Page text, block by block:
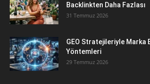
Backlinkten Daha Fazlası
31 Temmuz 2026
GEO Stratejileriyle Marka
Yöntemleri
29 Temmuz 2026